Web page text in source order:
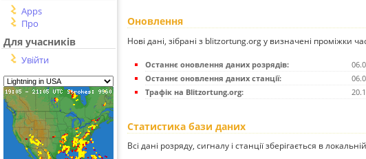
Apps
Про
Для учасників
Увійти
Оновлення
Нові дані, зібрані з blitzortung.org у визначені проміжки
Останнє оновлення даних розрядів:
Останнє оновлення даних станції:
Трафік на Blitzortung.org:
Статистика бази даних
Всі дані розряду, сигналу і станції зберігається в